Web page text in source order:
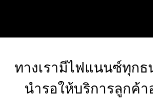
ทางเรามีไฟแนนซ์ทุก
นำรอให้บริการลูกค้า